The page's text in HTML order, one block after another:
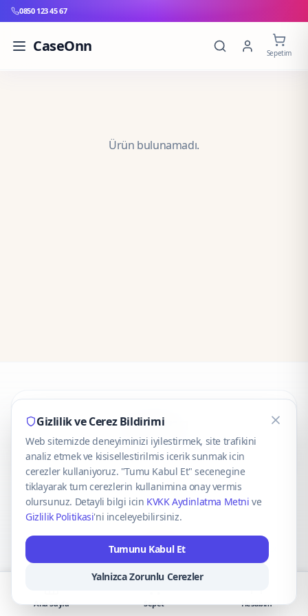
0850 123 45 67
CaseOnn Sepetim
Ürün bulunamadı.
CaseOnn
© 2025 CaseOnn. Tüm hakları saklıdır.
VISA Mastercard
Gizlilik ve Cerez Bildirimi
Web sitemizde deneyiminizi iyilestirmek, site trafikini
analiz etmek ve kisisellestirilmis icerik sunmak icin
cerezler kullaniyoruz. "Tumu Kabul Et" secenegine
tiklayarak tum cerezlerin kullanimina onay vermis
olursunuz. Detayli bilgi icin KVKK Aydinlatma Metni ve
Gizlilik Politikasi'ni inceleyebilirsiniz.
Tumunu Kabul Et
Yalnizca Zorunlu Cerezler
Ana Sayfa Sepet Hesabım